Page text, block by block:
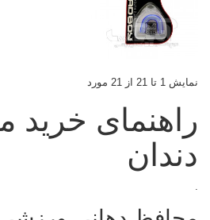
نمایش 1 تا 21 از 21 مورد
راهنمای خرید
دندان